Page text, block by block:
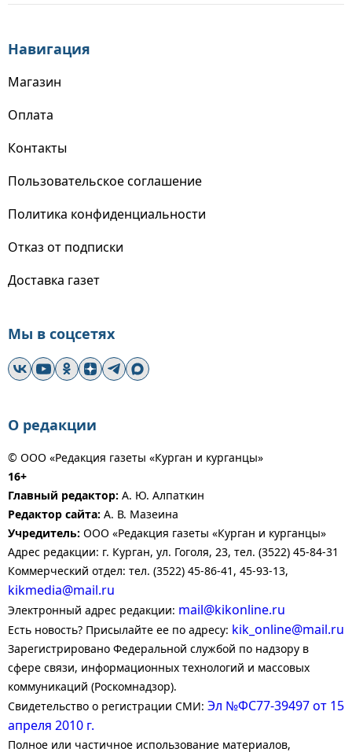
Навигация
Магазин
Оплата
Контакты
Пользовательское соглашение
Политика конфиденциальности
Отказ от подписки
Доставка газет
Мы в соцсетях
О редакции
© ООО «Редакция газеты «Курган и курганцы»
16+
Главный редактор: А. Ю. Алпаткин
Редактор сайта: А. В. Мазеина
Учредитель: ООО «Редакция газеты «Курган и курганцы»
Адрес редакции: г. Курган, ул. Гоголя, 23, тел. (3522) 45-84-31
Коммерческий отдел: тел. (3522) 45-86-41, 45-93-13,
kikmedia@mail.ru
Электронный адрес редакции: mail@kikonline.ru
Есть новость? Присылайте ее по адресу: kik_online@mail.ru
Зарегистрировано Федеральной службой по надзору в
сфере связи, информационных технологий и массовых
коммуникаций (Роскомнадзор).
Свидетельство о регистрации СМИ: Эл №ФС77-39497 от 15
апреля 2010 г.
Полное или частичное использование материалов,